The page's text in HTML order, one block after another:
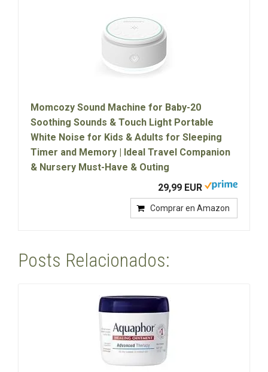
Momcozy Sound Machine for Baby-20
Soothing Sounds & Touch Light Portable
White Noise for Kids & Adults for Sleeping
Timer and Memory | Ideal Travel Companion
& Nursery Must-Have & Outing
29,99 EUR
Comprar en Amazon
Posts Relacionados: